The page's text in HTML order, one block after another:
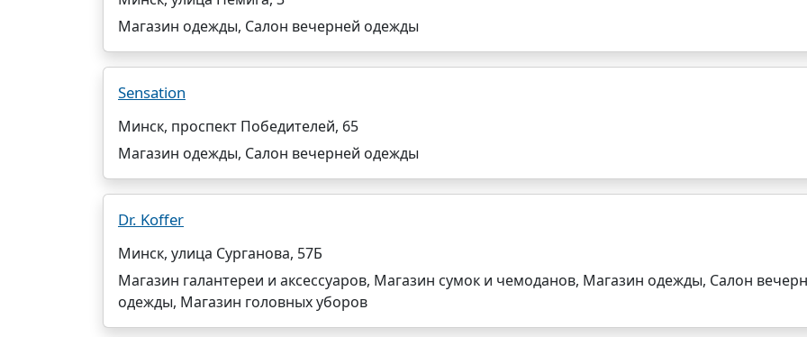
Магазин одежды, Салон вечерней одежды
Sensation
Минск, проспект Победителей, 65
Магазин одежды, Салон вечерней одежды
Dr. Koffer
Минск, улица Сурганова, 57Б
Магазин галантереи и аксессуаров, Магазин сумок и чемоданов, Магазин одежды, Салон
одежды, Магазин головных уборов